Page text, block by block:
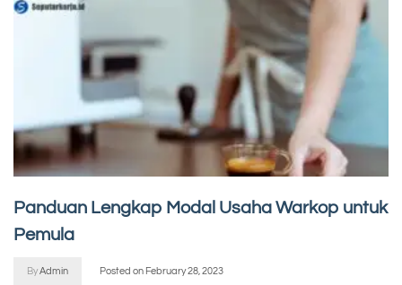
Panduan Lengkap Modal Usaha Warkop untuk
Pemula
ByAdmin Posted on February 28, 2023